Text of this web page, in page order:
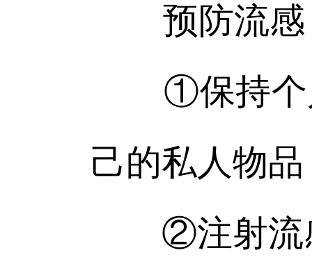
预防流感
①保持个人
己的私人物品
②注射流